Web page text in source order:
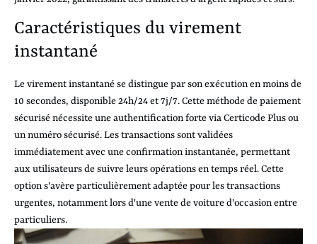
Caractéristiques du virement
instantané
Le virement instantané se distingue par son exécution en moins de
10 secondes, disponible 24h/24 et 7j/7. Cette méthode de paiement
sécurisé nécessite une authentification forte via Certicode Plus ou
un numéro sécurisé. Les transactions sont validées
immédiatement avec une confirmation instantanée, permettant
aux utilisateurs de suivre leurs opérations en temps réel. Cette
option s'avère particulièrement adaptée pour les transactions
urgentes, notamment lors d'une vente de voiture d'occasion entre
particuliers.